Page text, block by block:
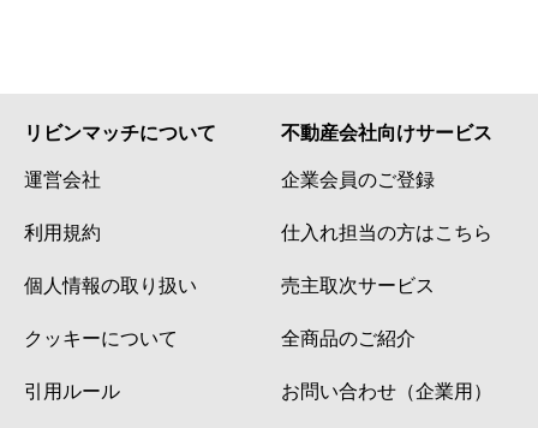
リビンマッチについて
運営会社
利用規約
個人情報の取り扱い
クッキーについて
引用ルール
不動産会社向けサービス
企業会員のご登録
仕入れ担当の方はこちら
売主取次サービス
全商品のご紹介
お問い合わせ（企業用）